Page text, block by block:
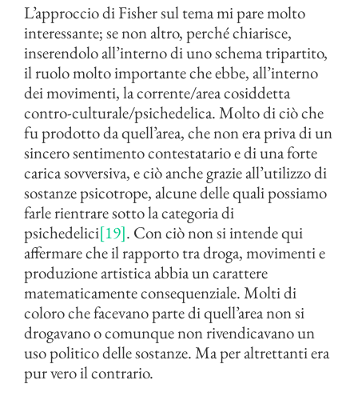
L’approccio di Fisher sul tema mi pare molto
interessante; se non altro, perché chiarisce,
inserendolo all’interno di uno schema tripartito,
il ruolo molto importante che ebbe, all’interno
dei movimenti, la corrente/area cosiddetta
contro-culturale/psichedelica. Molto di ciò che
fu prodotto da quell’area, che non era priva di un
sincero sentimento contestatario e di una forte
carica sovversiva, e ciò anche grazie all’utilizzo di
sostanze psicotrope, alcune delle quali possiamo
farle rientrare sotto la categoria di
psichedelici[19]. Con ciò non si intende qui
affermare che il rapporto tra droga, movimenti e
produzione artistica abbia un carattere
matematicamente consequenziale. Molti di
coloro che facevano parte di quell’area non si
drogavano o comunque non rivendicavano un
uso politico delle sostanze. Ma per altrettanti era
pur vero il contrario.